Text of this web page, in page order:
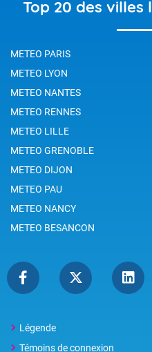
Top 20 des villes
METEO PARIS
METEO LYON
METEO NANTES
METEO RENNES
METEO LILLE
METEO GRENOBLE
METEO DIJON
METEO PAU
METEO NANCY
METEO BESANCON
Légende
Témoins de connexion